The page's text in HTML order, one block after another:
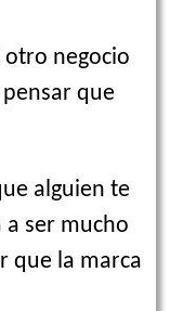
otro negocio
que
alguien te
a ser mucho
que la marca